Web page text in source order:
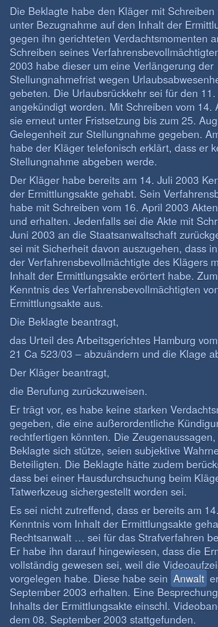
Die Beklagte habe den Kläger mit
unter Bezugnahme auf den Inhalt der
gegen ihn gerichteten Verdachtsmomenten
Schreiben seines
2003 habe dieser um eine Verlängerung der
Stellungnahmefrist wegen
gebeten. Die Urlaubsrückkehr sei für den
angekündigt worden. Mit Schreiben vom 14.
sie erneut unter Fristsetzung bis zum 25.
Gelegenheit zur Stellungnahme gegeben.
habe der Kläger telefonisch erklärt, dass er
Stellungnahme abgeben werde.
Der Kläger habe bereits am 14. Juli 2003
der Ermittlungsakte gehabt. Sein
habe mit Schreiben vom 16. April 2003
und erhalten. Jedenfalls sei die Akte mit
Juni 2003 an die Staatsanwaltschaft
sei mit Sicherheit davon auszugehen, dass
der Verfahrensbevollmächtigte des Klägers
Inhalt der Ermittlungsakte erörtert habe.
Kenntnis des Verfahrensbevollmächtigten
Ermittlungsakte aus.
Die Beklagte beantragt,
das Urteil des Arbeitsgerichtes Hamburg
21 Ca 523/03 – abzuändern und die Klage
Der Kläger beantragt,
die Berufung zurückzuweisen.
Er trägt vor, es habe keine starken
gegeben, die eine außerordentliche
rechtfertigen könnten. Die
Beklagte sich stütze, seien subjektive
Beteiligten. Die Beklagte hätte zudem
dass bei einer Hausdurchsuchung beim
Tatwerkzeug sichergestellt worden sei.
Es sei nicht zutreffend, dass er bereits am
Kenntnis vom Inhalt der Ermittlungsakte
Rechtsanwalt … sei für das Strafverfahren
Er habe ihn darauf hingewiesen, dass die
vollständig gewesen sei, weil die
vorgelegen habe. Diese habe sein Anwalt
September 2003 erhalten. Eine
Inhalts der Ermittlungsakte einschl.
dem 08. September 2003 stattgefunden.